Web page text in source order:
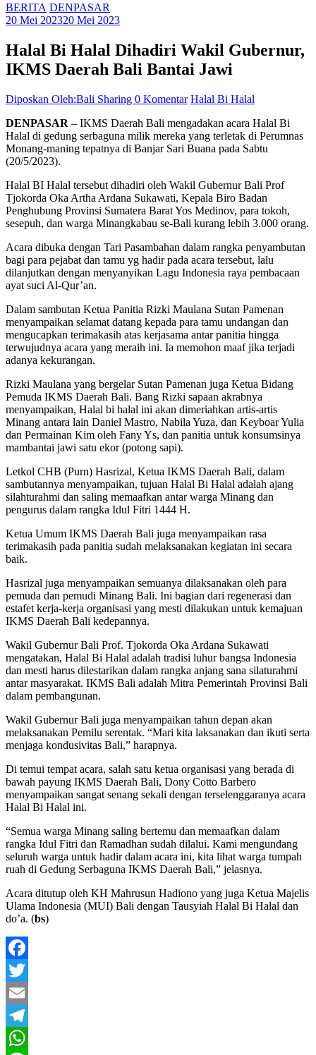
BERITA DENPASAR
20 Mei 202320 Mei 2023
Halal Bi Halal Dihadiri Wakil Gubernur,
IKMS Daerah Bali Bantai Jawi
Diposkan Oleh:Bali Sharing 0 Komentar Halal Bi Halal
DENPASAR – IKMS Daerah Bali mengadakan acara Halal Bi
Halal di gedung serbaguna milik mereka yang terletak di Perumnas
Monang-maning tepatnya di Banjar Sari Buana pada Sabtu
(20/5/2023).
Halal BI Halal tersebut dihadiri oleh Wakil Gubernur Bali Prof
Tjokorda Oka Artha Ardana Sukawati, Kepala Biro Badan
Penghubung Provinsi Sumatera Barat Yos Medinov, para tokoh,
sesepuh, dan warga Minangkabau se-Bali kurang lebih 3.000 orang.
Acara dibuka dengan Tari Pasambahan dalam rangka penyambutan
bagi para pejabat dan tamu yg hadir pada acara tersebut, lalu
dilanjutkan dengan menyanyikan Lagu Indonesia raya pembacaan
ayat suci Al-Qur’an.
Dalam sambutan Ketua Panitia Rizki Maulana Sutan Pamenan
menyampaikan selamat datang kepada para tamu undangan dan
mengucapkan terimakasih atas kerjasama antar panitia hingga
terwujudnya acara yang meraih ini. Ia memohon maaf jika terjadi
adanya kekurangan.
Rizki Maulana yang bergelar Sutan Pamenan juga Ketua Bidang
Pemuda IKMS Daerah Bali. Bang Rizki sapaan akrabnya
menyampaikan, Halal bi halal ini akan dimeriahkan artis-artis
Minang antara lain Daniel Mastro, Nabila Yuza, dan Keyboar Yulia
dan Permainan Kim oleh Fany Ys, dan panitia untuk konsumsinya
mambantai jawi satu ekor (potong sapi).
Letkol CHB (Purn) Hasrizal, Ketua IKMS Daerah Bali, dalam
sambutannya menyampaikan, tujuan Halal Bi Halal adalah ajang
silahturahmi dan saling memaafkan antar warga Minang dan
pengurus dalam rangka Idul Fitri 1444 H.
Ketua Umum IKMS Daerah Bali juga menyampaikan rasa
terimakasih pada panitia sudah melaksanakan kegiatan ini secara
baik.
Hasrizal juga menyampaikan semuanya dilaksanakan oleh para
pemuda dan pemudi Minang Bali. Ini bagian dari regenerasi dan
estafet kerja-kerja organisasi yang mesti dilakukan untuk kemajuan
IKMS Daerah Bali kedepannya.
Wakil Gubernur Bali Prof. Tjokorda Oka Ardana Sukawati
mengatakan, Halal Bi Halal adalah tradisi luhur bangsa Indonesia
dan mesti harus dilestarikan dalam rangka anjang sana silaturahmi
antar masyarakat. IKMS Bali adalah Mitra Pemerintah Provinsi Bali
dalam pembangunan.
Wakil Gubernur Bali juga menyampaikan tahun depan akan
melaksanakan Pemilu serentak. “Mari kita laksanakan dan ikuti serta
menjaga kondusivitas Bali,” harapnya.
Di temui tempat acara, salah satu ketua organisasi yang berada di
bawah payung IKMS Daerah Bali, Dony Cotto Barbero
menyampaikan sangat senang sekali dengan terselenggaranya acara
Halal Bi Halal ini.
“Semua warga Minang saling bertemu dan memaafkan dalam
rangka Idul Fitri dan Ramadhan sudah dilalui. Kami mengundang
seluruh warga untuk hadir dalam acara ini, kita lihat warga tumpah
ruah di Gedung Serbaguna IKMS Daerah Bali,” jelasnya.
Acara ditutup oleh KH Mahrusun Hadiono yang juga Ketua Majelis
Ulama Indonesia (MUI) Bali dengan Tausyiah Halal Bi Halal dan
do’a. (bs)
Facebook
Twitter
Email
Telegram